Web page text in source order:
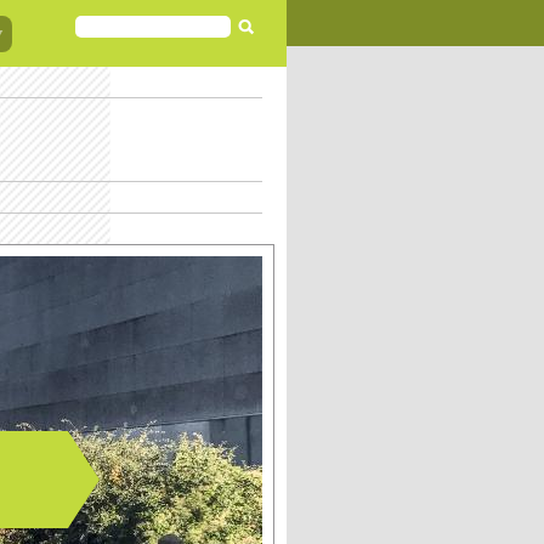
FORMULAIRE
DE
RECHERCHE